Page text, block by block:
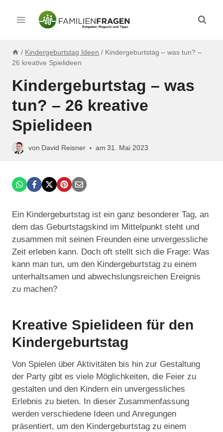
Inhalt
/ Kindergeburtstag Ideen / Kindergeburtstag – was tun? –
26 kreative Spielideen
Kindergeburtstag – was
tun? – 26 kreative
Spielideen
von David Reisner am 31. Mai 2023
Ein Kindergeburtstag ist ein ganz besonderer Tag, an
dem das Geburtstagskind im Mittelpunkt steht und
zusammen mit seinen Freunden eine unvergessliche
Zeit erleben kann. Doch oft stellt sich die Frage: Was
kann man tun, um den Kindergeburtstag zu einem
unterhaltsamen und abwechslungsreichen Ereignis
zu machen?
Kreative Spielideen für den
Kindergeburtstag
Von Spielen über Aktivitäten bis hin zur Gestaltung
der Party gibt es viele Möglichkeiten, die Feier zu
gestalten und den Kindern ein unvergessliches
Erlebnis zu bieten. In dieser Zusammenfassung
werden verschiedene Ideen und Anregungen
präsentiert, um den Kindergeburtstag zu einem